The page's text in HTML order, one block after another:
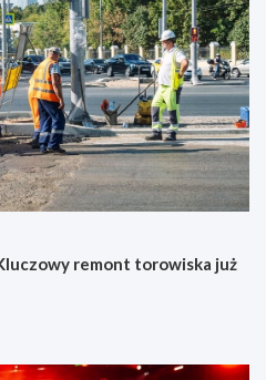
remont torowiska już